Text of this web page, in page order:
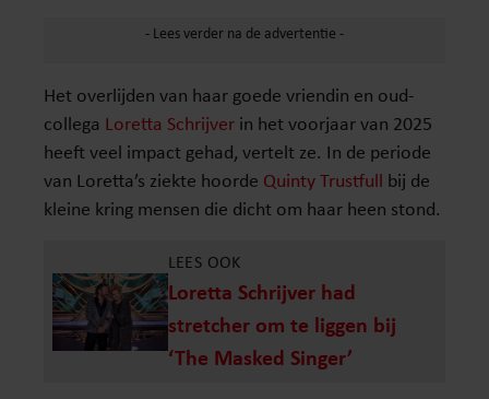
Het overlijden van haar goede vriendin en oud-
collega Loretta Schrijver in het voorjaar van 2025
heeft veel impact gehad, vertelt ze. In de periode
van Loretta’s ziekte hoorde Quinty Trustfull bij de
kleine kring mensen die dicht om haar heen stond.
LEES OOK
Loretta Schrijver had
stretcher om te liggen bij
‘The Masked Singer’